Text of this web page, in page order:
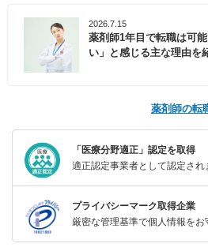
2026.7.15
薬剤師1年目で転職は可
い」と感じる主な理由を
薬剤師の転
「医療分野適正」認定を取得
適正認定事業者として認定され
プライバシーマーク取得企業
厳密な管理基準で個人情報をお